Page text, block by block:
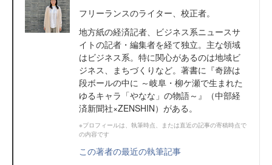
フリーランスのライター、校正者。
地方紙の経済記者、ビジネス系ニュースサ
イトの記者・編集者を経て独立。主な領域
はビジネス系。特に関心があるのは地域ビ
ジネス、まちづくりなど。著書に『奇跡は
段ボールの中に ～岐阜・柳ケ瀬で生まれた
ゆるキャラ「やなな」の物語～』（中部経
済新聞社×ZENSHIN）がある。
※プロフィールは、執筆時点、または直近の記事の寄稿時点で
の内容です
この著者の最近の執筆記事